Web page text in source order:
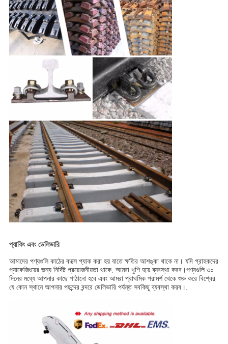
প্যাকিং এবং ডেলিভারি
আমাদের পণ্যগুলি কাঠের বাক্সে প্যাক করা হয় যাতে ক্ষতির আশঙ্কা থাকে না। যদি গ্রাহকদের
প্যাকেজিংয়ের জন্য নির্দিষ্ট প্রয়োজনীয়তা থাকে, আমরা খুশি হয়ে ব্যবস্থা করব।পণ্যগুলি ৩০
দিনের মধ্যে আপনার কাছে পাঠানো হবে এবং আমরা প্রাথমিক পরামর্শ থেকে শুরু করে বিশ্বের
যে কোন স্থানে আপনার পছন্দের বন্দরে ডেলিভারি পর্যন্ত সবকিছু ব্যবস্থা করব।.